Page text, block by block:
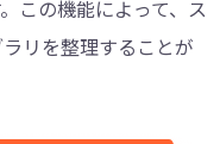
この機能によって、ス
リを整理することが